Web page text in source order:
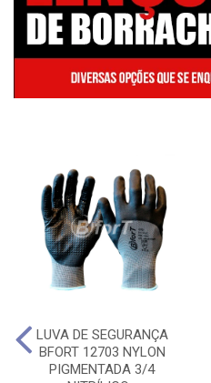
LUVA DE SEGURANÇA
BFORT 12703 NYLON
PIGMENTADA 3/4